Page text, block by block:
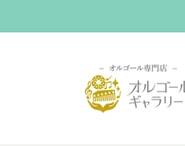
進む